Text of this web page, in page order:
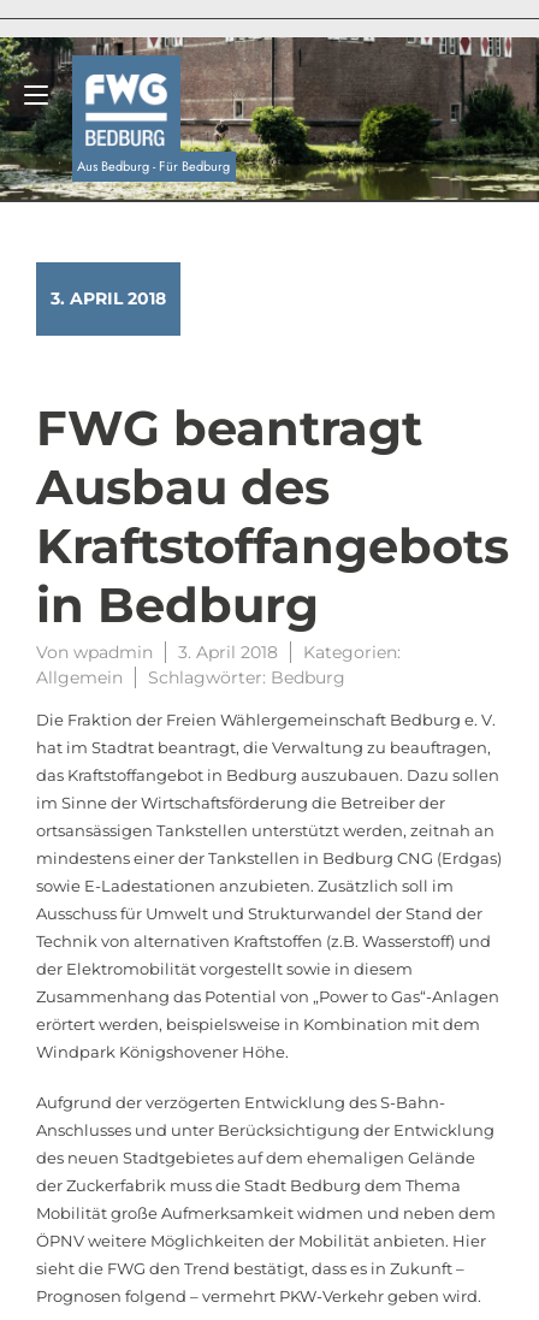
springen
Aus Bedburg - Für Bedburg
Navigation umschalten
3. APRIL 2018
FWG beantragt
Ausbau des
Kraftstoffangebots
in Bedburg
Von wpadmin 3. April 2018
Kategorien:
Allgemein
Schlagwörter: Bedburg
Die Fraktion der Freien Wählergemeinschaft Bedburg e. V.
hat im Stadtrat beantragt, die Verwaltung zu beauftragen,
das Kraftstoffangebot in Bedburg auszubauen. Dazu sollen
im Sinne der Wirtschaftsförderung die Betreiber der
ortsansässigen Tankstellen unterstützt werden, zeitnah an
mindestens einer der Tankstellen in Bedburg CNG (Erdgas)
sowie E-Ladestationen anzubieten. Zusätzlich soll im
Ausschuss für Umwelt und Strukturwandel der Stand der
Technik von alternativen Kraftstoffen (z.B. Wasserstoff) und
der Elektromobilität vorgestellt sowie in diesem
Zusammenhang das Potential von „Power to Gas“-Anlagen
erörtert werden, beispielsweise in Kombination mit dem
Windpark Königshovener Höhe.
Aufgrund der verzögerten Entwicklung des S-Bahn-
Anschlusses und unter Berücksichtigung der Entwicklung
des neuen Stadtgebietes auf dem ehemaligen Gelände
der Zuckerfabrik muss die Stadt Bedburg dem Thema
Mobilität große Aufmerksamkeit widmen und neben dem
ÖPNV weitere Möglichkeiten der Mobilität anbieten. Hier
sieht die FWG den Trend bestätigt, dass es in Zukunft –
Prognosen folgend – vermehrt PKW-Verkehr geben wird.